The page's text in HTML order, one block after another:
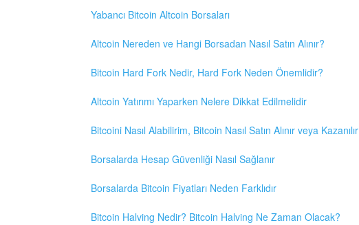
Yabancı Bitcoin Altcoin Borsaları
Altcoin Nereden ve Hangi Borsadan Nasıl Satın Alınır?
Bitcoin Hard Fork Nedir, Hard Fork Neden Önemlidir?
Altcoin Yatırımı Yaparken Nelere Dikkat Edilmelidir
Bitcoini Nasıl Alabilirim, Bitcoin Nasıl Satın Alınır veya Kazanılır
Borsalarda Hesap Güvenliği Nasıl Sağlanır
Borsalarda Bitcoin Fiyatları Neden Farklıdır
Bitcoin Halving Nedir? Bitcoin Halving Ne Zaman Olacak?